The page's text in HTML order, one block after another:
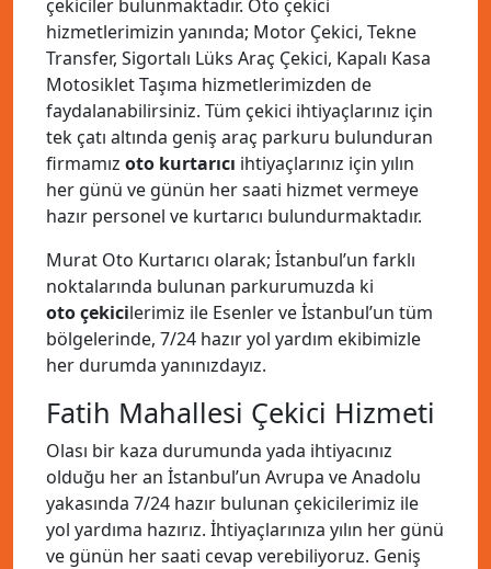
çekiciler bulunmaktadır. Oto çekici
hizmetlerimizin yanında; Motor Çekici, Tekne
Transfer, Sigortalı Lüks Araç Çekici, Kapalı Kasa
Motosiklet Taşıma hizmetlerimizden de
faydalanabilirsiniz. Tüm çekici ihtiyaçlarınız için
tek çatı altında geniş araç parkuru bulunduran
firmamız oto kurtarıcı ihtiyaçlarınız için yılın
her günü ve günün her saati hizmet vermeye
hazır personel ve kurtarıcı bulundurmaktadır.
Murat Oto Kurtarıcı olarak; İstanbul’un farklı
noktalarında bulunan parkurumuzda ki
oto çekicilerimiz ile Esenler ve İstanbul’un tüm
bölgelerinde, 7/24 hazır yol yardım ekibimizle
her durumda yanınızdayız.
Fatih Mahallesi Çekici Hizmeti
Olası bir kaza durumunda yada ihtiyacınız
olduğu her an İstanbul’un Avrupa ve Anadolu
yakasında 7/24 hazır bulunan çekicilerimiz ile
yol yardıma hazırız. İhtiyaçlarınıza yılın her günü
ve günün her saati cevap verebiliyoruz. Geniş